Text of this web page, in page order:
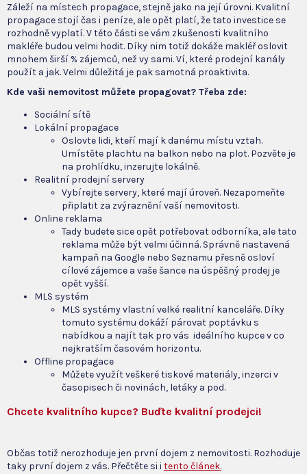
Záleží na místech propagace, stejně jako na její úrovni. Kvalitní
propagace stojí čas i peníze, ale opět platí, že tato investice se
rozhodně vyplatí. V této části se vám zkušenosti kvalitního
makléře budou velmi hodit. Díky nim totiž dokáže makléř oslovit
mnohem širší % zájemců, než vy sami. Ví, které prodejní kanály
použít a jak. Velmi důležitá je pak samotná proaktivita.
Kde vaši nemovitost můžete propagovat? Třeba zde:
Sociální sítě
Lokální propagace
Oslovte lidi, kteří mají k danému místu vztah.
Umístěte plachtu na balkon nebo na plot. Pozvěte je
na prohlídku, inzerujte lokálně.
Realitní prodejní servery
Vybírejte servery, které mají úroveň. Nezapomeňte
připlatit za zvýraznění vaší nemovitosti.
Online reklama
Tady budete sice opět potřebovat odborníka, ale tato
reklama může být velmi účinná. Správně nastavená
kampaň na Google nebo Seznamu přesně osloví
cílové zájemce a vaše šance na úspěšný prodej je
opět vyšší.
MLS systém
MLS systémy vlastní velké realitní kanceláře. Díky
tomuto systému dokáží párovat poptávku s
nabídkou a najít tak pro vás ideálního kupce v co
nejkratším časovém horizontu.
Offline propagace
Můžete využít veškeré tiskové materiály, inzerci v
časopisech či novinách, letáky a pod.
Chcete kvalitního kupce? Buďte kvalitní prodejci!
Občas totiž nerozhoduje jen první dojem z nemovitosti. Rozhoduje
taky první dojem z vás. Přečtěte si i tento článek.